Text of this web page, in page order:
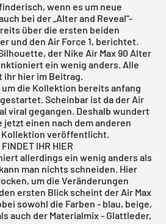
wenn es um neue
bei der „Alter and Reveal“-
über die ersten beiden
und den Air Force 1, berichtet.
der Nike Air Max 90 Alter
ein wenig anders. Alle
ihr hier im Beitrag.
die Kollektion bereits anfang
Scheinbar ist da der Air
viral gegangen. Deshalb wundert
jetzt einen nach dem anderen
Kollektion veröffentlicht.
IHR HIER
allerdings ein wenig anders als
man nichts schneiden. Hier
um die Veränderungen
ersten Blick scheint der Air Max
sowohl die Farben - blau, beige,
auch der Materialmix - Glattleder,